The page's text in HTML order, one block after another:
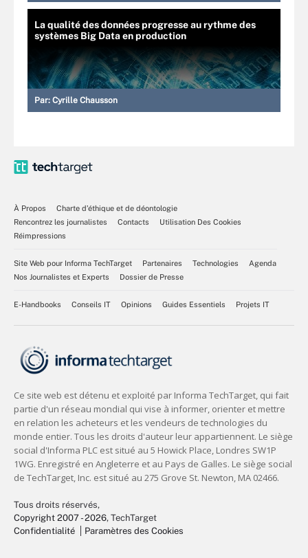
La qualité des données progresse au rythme des
systèmes Big Data en production
Par: Cyrille Chausson
À Propos
Charte d’éthique et de déontologie
Rencontrez les journalistes
Contacts
Utilisation Des Cookies
Réimpressions
Site Web pour Informa TechTarget Partenaires Technologies
Agenda
Nos Journalistes et Experts
Dossier de Presse
E-Handbooks Conseils IT Opinions Guides Essentiels Projets IT
Tous droits réservés,
Copyright 2007 - 2026, TechTarget
Confidentialité
Paramètres des Cookies